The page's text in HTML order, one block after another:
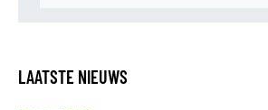
LAATSTE NIEUWS